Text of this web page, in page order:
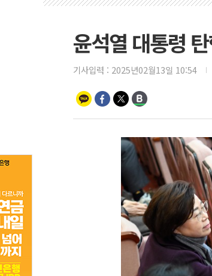
윤석열 대통령
기사입력 : 2025년02월13일 10:54